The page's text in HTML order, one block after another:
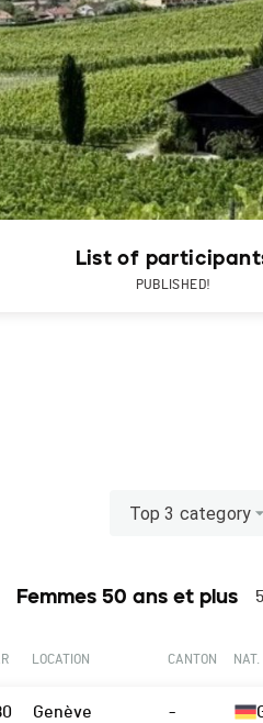
List of
PUBLISHED!
Top 3 category
Femmes 50 ans et plus 5
LOCATION CANTON NAT.
Genève -